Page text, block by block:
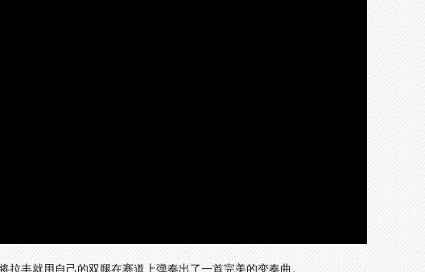
丰就用自己的双腿在赛道上弹奏出了一首完美的变奏曲。